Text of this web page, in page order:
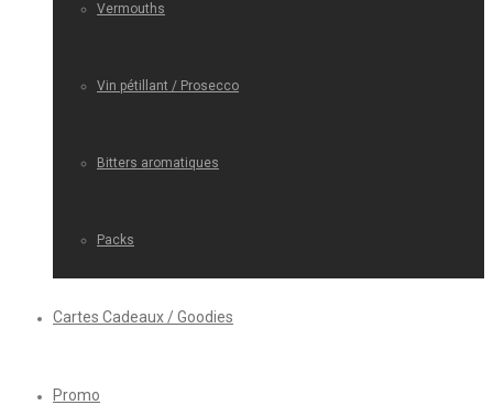
Vermouths
Vin pétillant / Prosecco
Bitters aromatiques
Packs
Cartes Cadeaux / Goodies
Promo